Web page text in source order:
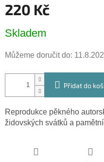
220 Kč
cena:
Skladem
Můžeme doručit do:
Přidat do
Reprodukce pěkného
židovských svátků a